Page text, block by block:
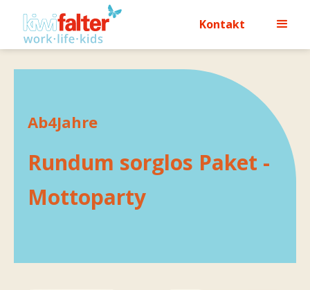
Kontakt
Ab4Jahre
Rundum sorglos Paket -
Mottoparty